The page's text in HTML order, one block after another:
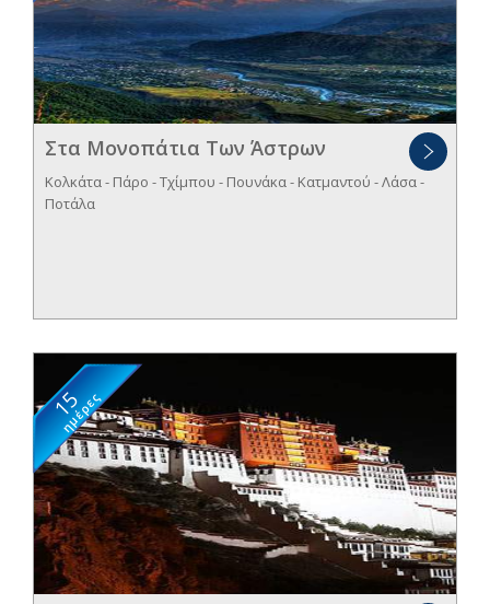
Στα Μονοπάτια Των Άστρων
Κολκάτα - Πάρο - Tχίμπου - Πουνάκα - Κατμαντού - Λάσα -
Ποτάλα
ημέρες
15